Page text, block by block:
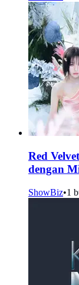
Red
dengan
ShowBiz•1